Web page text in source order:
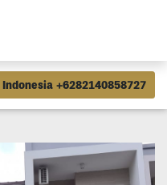
Indonesia +6282140858727